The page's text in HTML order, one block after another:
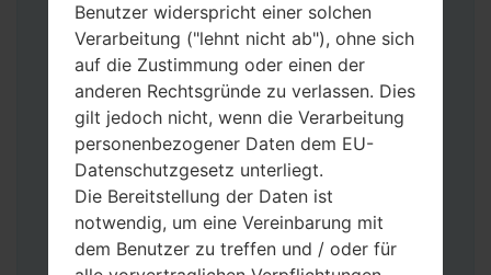
Home-Tasten gedrückt.
Schließen Sie das USB-Kabel an und
halten Sie die Leiser- und Bixbi-Tasten
gedrückt.
Halten Sie die Power- und Lauter-
Tasten gedrückt.
Dann schließen Sie das Telefon an den PC
an, das Programm Odin erkennt Ihr Gerät
und „COM port number“ wird auf dem
Bildschirm angezeigt.
Benutzer widerspricht einer solchen
Verarbeitung ("lehnt nicht ab"), ohne sich
auf die Zustimmung oder einen der
anderen Rechtsgründe zu verlassen. Dies
gilt jedoch nicht, wenn die Verarbeitung
personenbezogener Daten dem EU-
Datenschutzgesetz unterliegt.
Die Bereitstellung der Daten ist
notwendig, um eine Vereinbarung mit
dem Benutzer zu treffen und / oder für